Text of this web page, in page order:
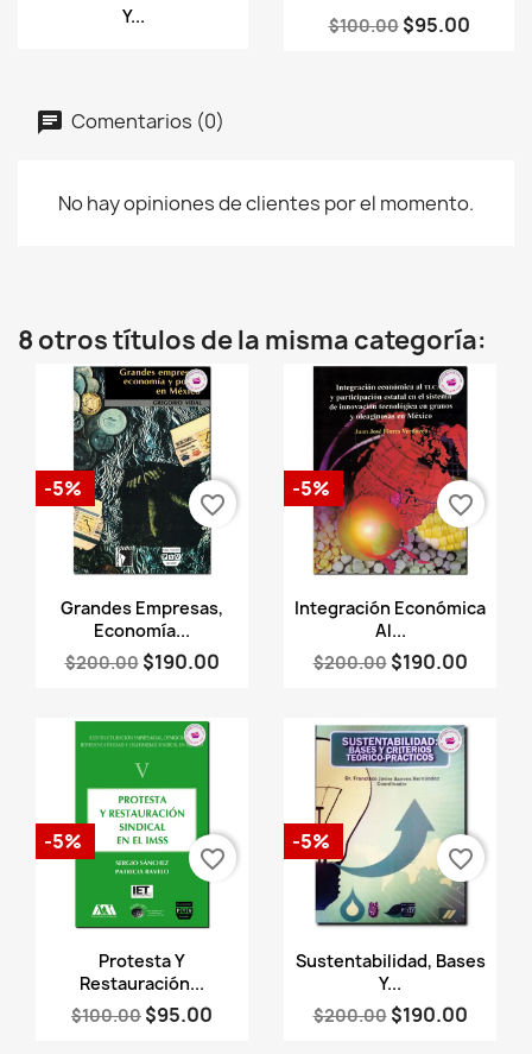
Y...
$100.00 $95.00
Comentarios (0)
No hay opiniones de clientes por el momento.
8 otros títulos de la misma categoría:
Vista rápida
Grandes Empresas,
Economía...
$200.00 $190.00
-5%
favorite_border
Vista rápida
Integración Económica
Al...
$200.00 $190.00
-5%
favorite_border
Vista rápida
Protesta Y
Restauración...
$100.00 $95.00
-5%
favorite_border
Vista rápida
Sustentabilidad, Bases
Y...
$200.00 $190.00
-5%
favorite_border